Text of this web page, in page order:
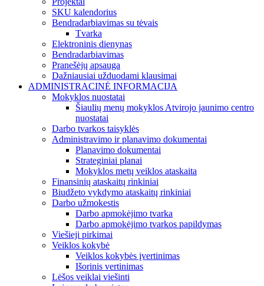
SKU kalendorius
Bendradarbiavimas su tėvais
Tvarka
Elektroninis dienynas
Bendradarbiavimas
Pranešėjų apsauga
Dažniausiai užduodami klausimai
ADMINISTRACINĖ INFORMACIJA
Mokyklos nuostatai
Šiaulių menų mokyklos Atvirojo jaunimo centro
nuostatai
Darbo tvarkos taisyklės
Administravimo ir planavimo dokumentai
Planavimo dokumentai
Strateginiai planai
Mokyklos metų veiklos ataskaita
Finansinių ataskaitų rinkiniai
Biudžeto vykdymo ataskaitų rinkiniai
Darbo užmokestis
Darbo apmokėjimo tvarka
Darbo apmokėjimo tvarkos papildymas
Viešieji pirkimai
Veiklos kokybė
Veiklos kokybės įvertinimas
Išorinis vertinimas
Lėšos veiklai viešinti